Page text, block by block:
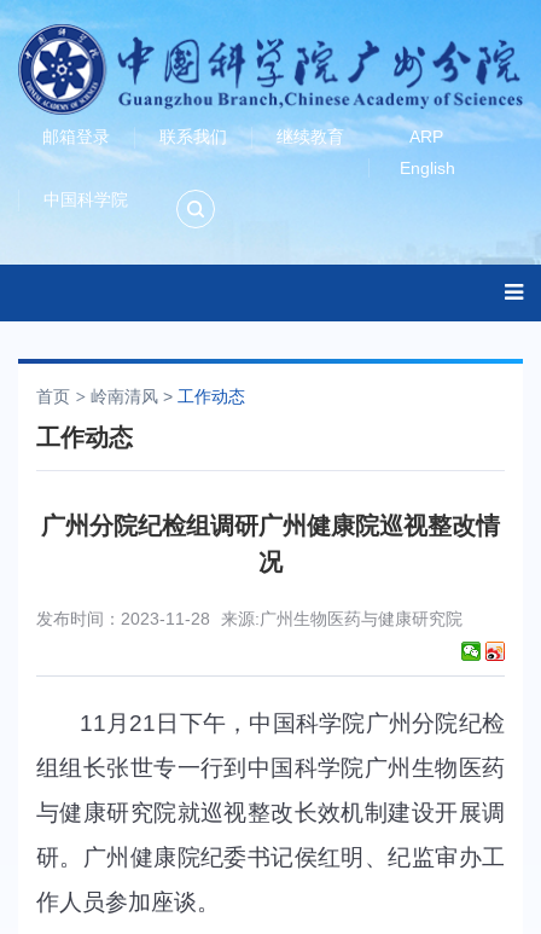
邮箱登录 联系我们 继续教育
ARP
English
中国科学院
首页 岭南清风 > 工作动态
工作动态
广州分院纪检组调研广州健康院巡视整改情
况
发布时间：2023-11-28 来源:广州生物医药与健康研究院
11月21日下午，中国科学院广州分院纪检
组组长张世专一行到中国科学院广州生物医药
与健康研究院就巡视整改长效机制建设开展调
研。广州健康院纪委书记侯红明、纪监审办工
作人员参加座谈。